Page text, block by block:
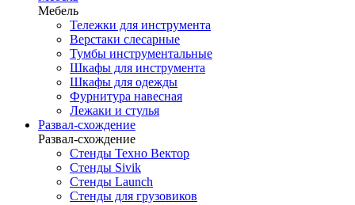
Мебель
Тележки для инструмента
Верстаки слесарные
Тумбы инструментальные
Шкафы для инструмента
Шкафы для одежды
Фурнитура навесная
Лежаки и стулья
Развал-схождение
Развал-схождение
Стенды Техно Вектор
Стенды Sivik
Стенды Launch
Стенды для грузовиков